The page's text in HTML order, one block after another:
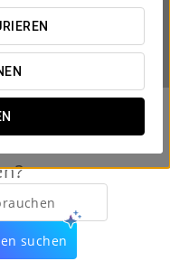

suchen